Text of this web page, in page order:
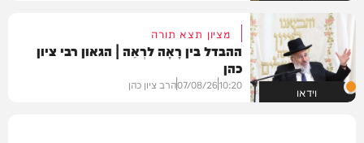
וידאו
מציון תצא תורה
ההבדל בין רָאָה לרְאֵה | הגאון רבי ציון
כהן
10:20
07/08/26הרב ציון כהן